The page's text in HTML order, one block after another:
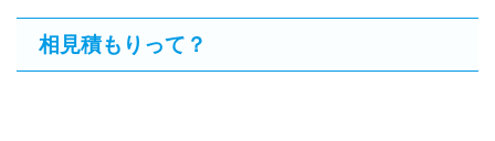
相見積もりって？